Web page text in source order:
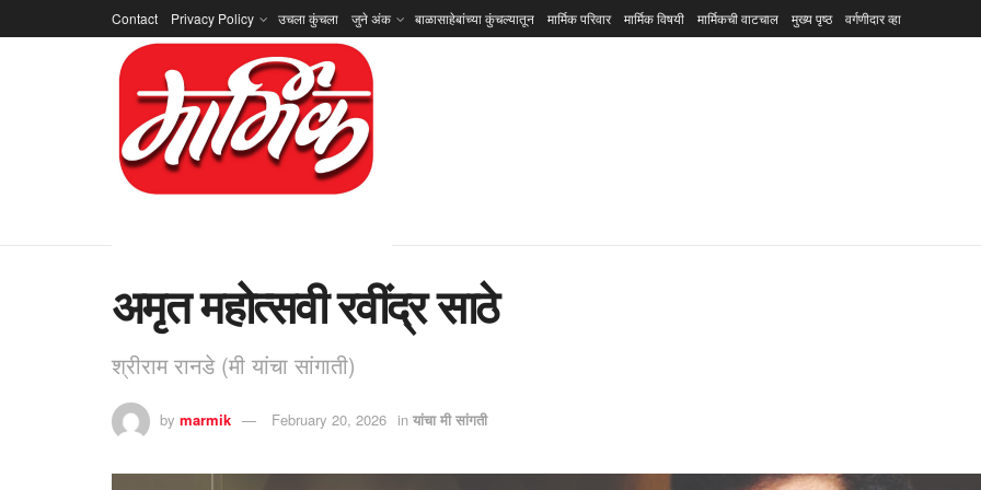
Contact Privacy Policy उचला कुंचला जुने अंक बाळासाहेबांच्या कुंचल्यातून मार्मिक परिवार मार्मिक विषयी मार्मिकची वाटचाल मुख्य पृष्ठ वर्गणीदार व्हा
अमृत महोत्सवी रवींद्र साठे
श्रीराम रानडे (मी यांचा सांगाती)
by marmik February 20, 2026 in यांचा मी सांगती